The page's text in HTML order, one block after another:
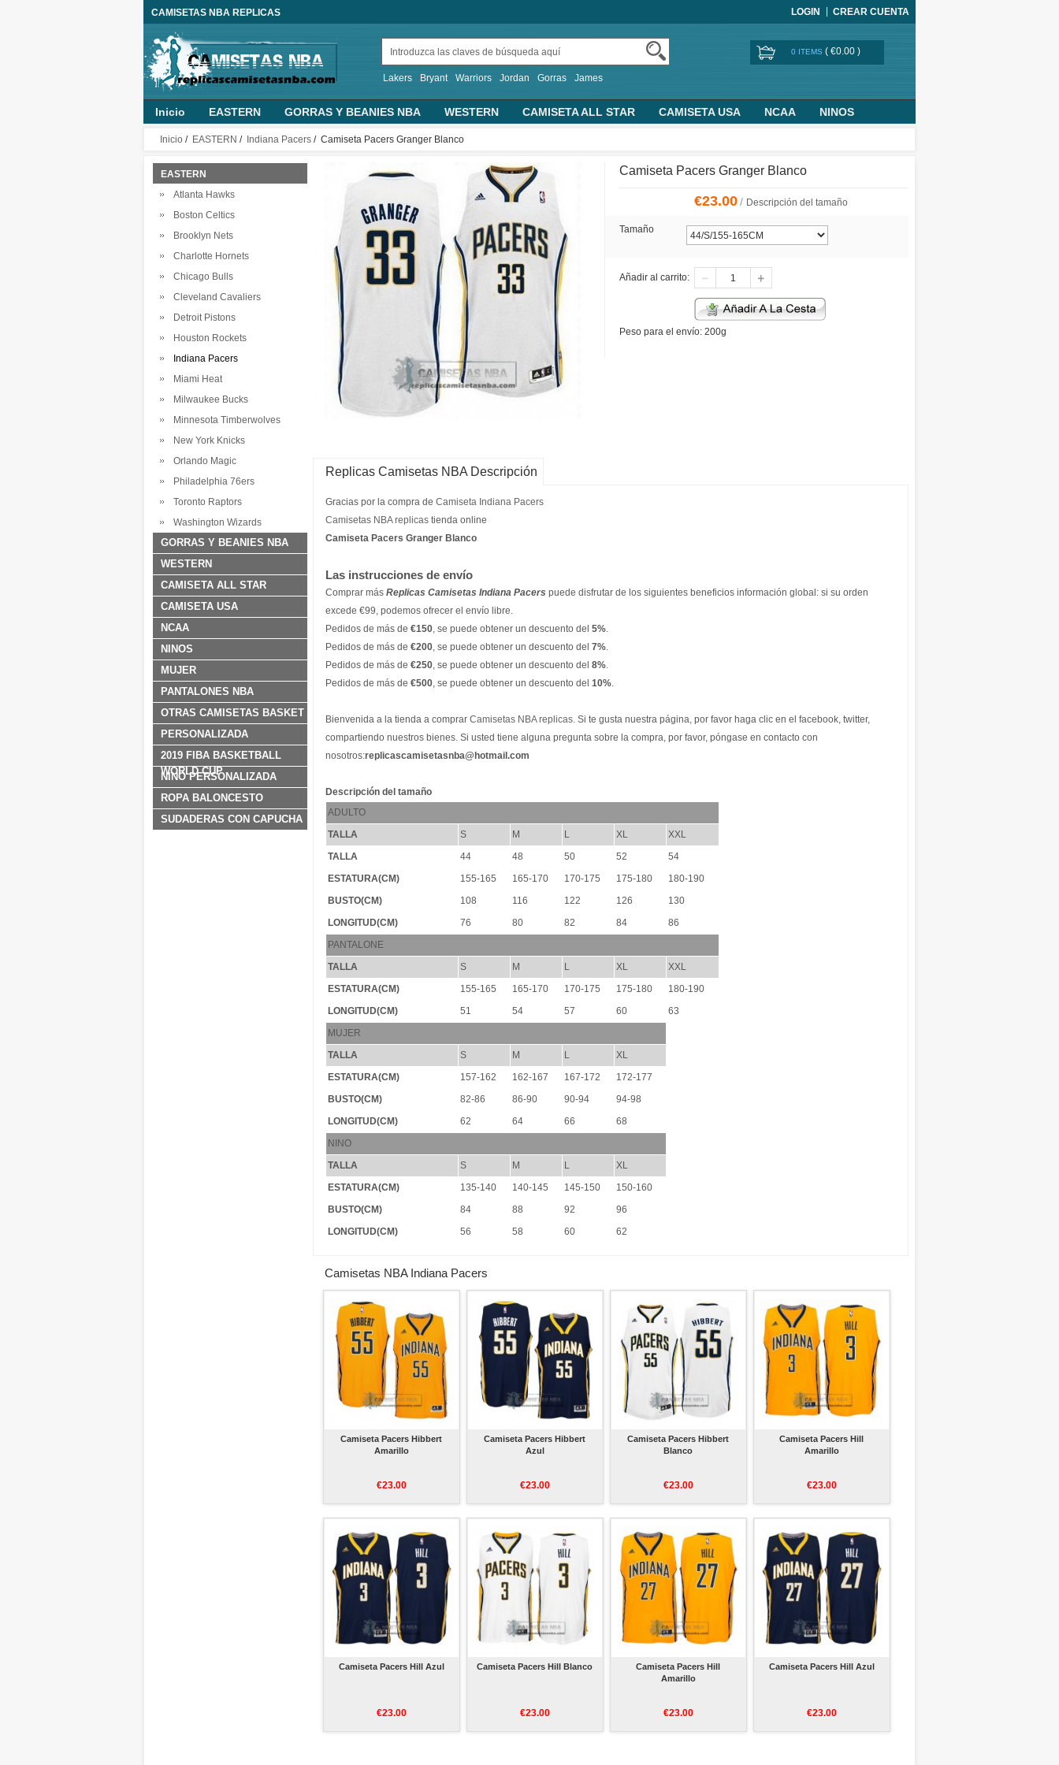
CAMISETAS NBA REPLICAS LOGIN CREAR CUENTA
Lakers Bryant Warriors Jordan Gorras James
0 ITEMS ( €0.00 )
Inicio EASTERN GORRAS Y BEANIES NBA WESTERN CAMISETA ALL STAR CAMISETA USA NCAA
NINOS
MUJER
PANTALONES NBA OTRAS CAMISETAS BASKET
Inicio / EASTERN / Indiana Pacers / Camiseta Pacers Granger Blanco
EASTERN
Atlanta Hawks
Boston Celtics
Brooklyn Nets
Charlotte Hornets
Chicago Bulls
Cleveland Cavaliers
Detroit Pistons
Houston Rockets
Indiana Pacers
Miami Heat
Milwaukee Bucks
Minnesota Timberwolves
New York Knicks
Orlando Magic
Philadelphia 76ers
Toronto Raptors
Washington Wizards
GORRAS Y BEANIES NBA
WESTERN
CAMISETA ALL STAR
CAMISETA USA
NCAA
NINOS
MUJER
PANTALONES NBA
OTRAS CAMISETAS BASKET
PERSONALIZADA
2019 FIBA BASKETBALL
WORLD CUP
NINO PERSONALIZADA
ROPA BALONCESTO
SUDADERAS CON CAPUCHA
Camiseta Pacers Granger Blanco
€23.00/ Descripción del tamaño
Tamaño
Añadir al carrito:
Peso para el envío: 200g
Replicas Camisetas NBA Descripción
Gracias por la compra de Camiseta Indiana Pacers
Camisetas NBA replicas tienda online
Camiseta Pacers Granger Blanco
Las instrucciones de envío
Comprar más Replicas Camisetas Indiana Pacers puede disfrutar de los siguientes beneficios información global: si su orden
excede €99, podemos ofrecer el envío libre.
Pedidos de más de €150, se puede obtener un descuento del 5%.
Pedidos de más de €200, se puede obtener un descuento del 7%.
Pedidos de más de €250, se puede obtener un descuento del 8%.
Pedidos de más de €500, se puede obtener un descuento del 10%.
Bienvenida a la tienda a comprar Camisetas NBA replicas. Si te gusta nuestra página, por favor haga clic en el facebook, twitter,
compartiendo nuestros bienes. Si usted tiene alguna pregunta sobre la compra, por favor, póngase en contacto con
nosotros:replicascamisetasnba@hotmail.com
Descripción del tamaño
ADULTO
TALLA
S M L XL
XXL
TALLA
44 48 50 52
54
ESTATURA(CM)
155-165 165-170 170-175 175-180
180-190
BUSTO(CM)
108 116 122 126
130
LONGITUD(CM)
76 80 82 84
86
PANTALONE
TALLA
S M L XL
XXL
ESTATURA(CM)
155-165 165-170 170-175 175-180
180-190
LONGITUD(CM)
51 54 57 60
63
MUJER
TALLA
S M L
XL
ESTATURA(CM)
157-162 162-167 167-172
172-177
BUSTO(CM)
82-86 86-90 90-94
94-98
LONGITUD(CM)
62 64 66
68
NINO
TALLA
S M L
XL
ESTATURA(CM)
135-140 140-145 145-150
150-160
BUSTO(CM)
84 88 92
96
LONGITUD(CM)
56 58 60 62
Camisetas NBA Indiana Pacers
Camiseta Pacers Hibbert
Amarillo
€23.00
Camiseta Pacers Hibbert
Azul
€23.00
Camiseta Pacers Hibbert
Blanco
€23.00
Camiseta Pacers Hill
Amarillo
€23.00
Camiseta Pacers Hill Azul
€23.00
Camiseta Pacers Hill Blanco
€23.00
Camiseta Pacers Hill
Amarillo
€23.00
Camiseta Pacers Hill Azul
€23.00